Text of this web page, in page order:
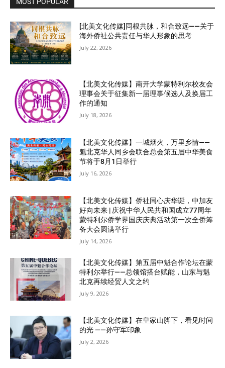
[北美文化传媒]同根共脉，和合致远——关于
海外侨社公共责任与华人形象的思考
July 22, 2026
【北美文化传媒】南开大学蒙特利尔校友会
理事会关于征集新一届理事候选人及换届工
作的通知
July 18, 2026
【北美文化传媒】一城烟火，万里乡情——
魁北克华人同乡会联合总会第五届中华美食
节将于8月1日举行
July 16, 2026
【北美文化传媒】侨社同心庆华诞，中加友
好向未来 | 庆祝中华人民共和国成立77周年
蒙特利尔侨学界国庆庆典活动第一次全侨筹
备大会圆满举行
July 14, 2026
【北美文化传媒】第五届中魁合作论坛在蒙
特利尔举行——总领馆搭台赋能，山东与魁
北克再续经贸人文之约
July 9, 2026
【北美文化传媒】在皇家山脚下，看见时间
的光 ——孙守军印象
July 2, 2026